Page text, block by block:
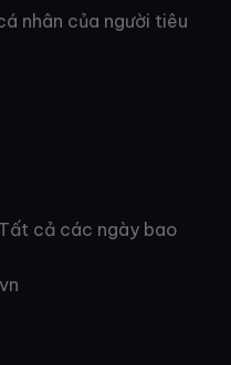
nhân của người tiêu
cả các ngày bao